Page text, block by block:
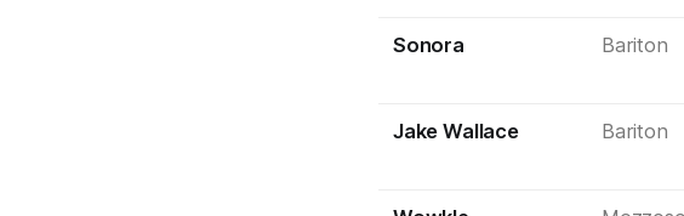
Sonora Bariton
Jake Wallace Bariton